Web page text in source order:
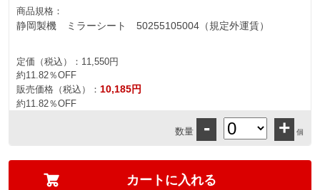
商品規格：
静岡製機 ミラーシート 50255105004（規定外運賃）
定価（税込）： 11,550円
約11.82％OFF
販売価格（税込）： 10,185円
約11.82％OFF
数量 - + 個